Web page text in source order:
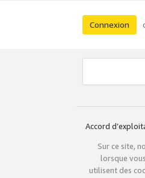
Connexion
Accord
Sur ce site,
lorsque
utilisent des